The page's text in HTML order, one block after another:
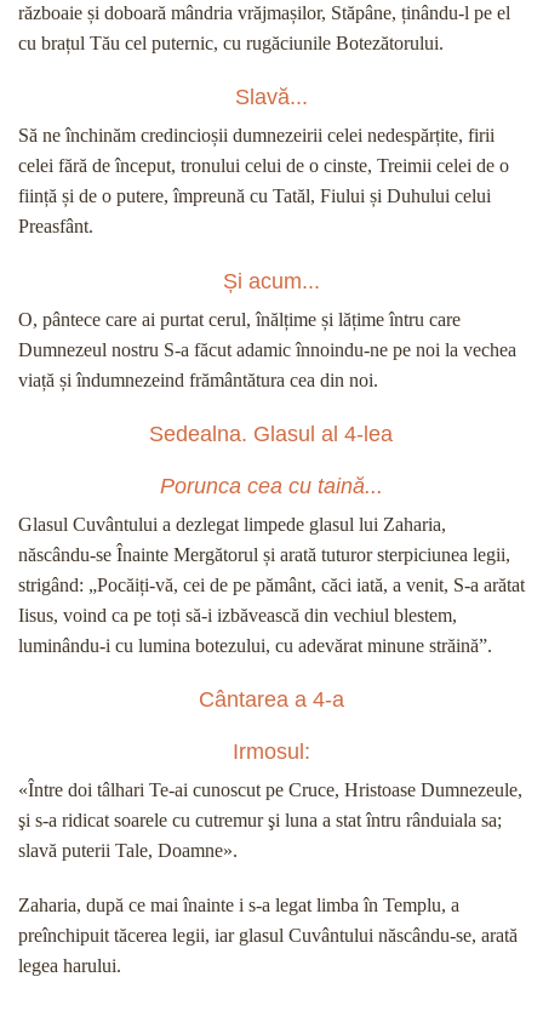
războaie și doboară mândria vrăjmașilor, Stăpâne, ținându-l pe el
cu brațul Tău cel puternic, cu rugăciunile Botezătorului.
Slavă...
Să ne închinăm credincioșii dumnezeirii celei nedespărțite, firii
celei fără de început, tronului celui de o cinste, Treimii celei de o
ființă și de o putere, împreună cu Tatăl, Fiului și Duhului celui
Preasfânt.
Și acum...
O, pântece care ai purtat cerul, înălțime și lățime întru care
Dumnezeul nostru S-a făcut adamic înnoindu-ne pe noi la vechea
viață și îndumnezeind frământătura cea din noi.
Sedealna. Glasul al 4-lea
Porunca cea cu taină...
Glasul Cuvântului a dezlegat limpede glasul lui Zaharia,
născându-se Înainte Mergătorul și arată tuturor sterpiciunea legii,
strigând: „Pocăiți-vă, cei de pe pământ, căci iată, a venit, S-a arătat
Iisus, voind ca pe toți să-i izbăvească din vechiul blestem,
luminându-i cu lumina botezului, cu adevărat minune străină”.
Cântarea a 4-a
Irmosul:
«Între doi tâlhari Te-ai cunoscut pe Cruce, Hristoase Dumnezeule,
şi s-a ridicat soarele cu cutremur şi luna a stat întru rânduiala sa;
slavă puterii Tale, Doamne».
Zaharia, după ce mai înainte i s-a legat limba în Templu, a
preînchipuit tăcerea legii, iar glasul Cuvântului născându-se, arată
legea harului.